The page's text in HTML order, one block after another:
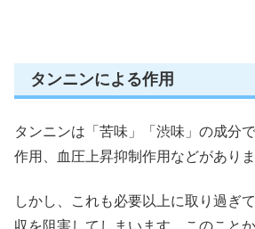
タンニンによる作用
タンニンは「苦味」「渋味」の成分
作用、血圧上昇抑制作用などがありま
しかし、これも必要以上に取り過ぎ